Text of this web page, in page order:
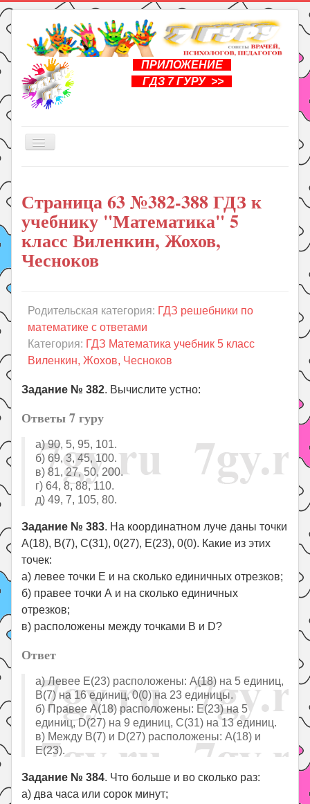
ПРИЛОЖЕНИЕ
ГДЗ 7 ГУРУ >>
Включить/
Книги
Рукоделие
Подготовка к школе
Уроки
Праздники
Психология
Летом!
Поиск
Страница 63 №382-388 ГДЗ к
учебнику "Математика" 5
класс Виленкин, Жохов,
Чесноков
Родительская категория: ГДЗ решебники по
математике с ответами
Категория: ГДЗ Математика учебник 5 класс
Виленкин, Жохов, Чесноков
Задание № 382. Вычислите устно:
Ответы 7 гуру
а) 90, 5, 95, 101.
б) 69, 3, 45, 100.
в) 81, 27, 50, 200.
г) 64, 8, 88, 110.
д) 49, 7, 105, 80.
Задание № 383. На координатном луче даны точки
А(18), В(7), С(31), 0(27), Е(23), 0(0). Какие из этих
точек:
а) левее точки E и на сколько единичных отрезков;
б) правее точки А и на сколько единичных
отрезков;
в) расположены между точками В и D?
Ответ
а) Левее E(23) расположены: A(18) на 5 единиц,
В(7) на 16 единиц, 0(0) на 23 единицы.
б) Правее A(18) расположены: E(23) на 5
единиц, D(27) на 9 единиц, С(31) на 13 единиц.
в) Между В(7) и D(27) расположены: A(18) и
E(23).
Задание № 384. Что больше и во сколько раз:
а) два часа или сорок минут;